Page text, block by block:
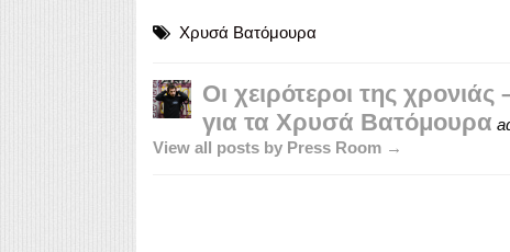
Χρυσά Βατόμουρα
Οι χειρότεροι της
για τα Χρυσά Βατόμουρα
View all posts by Press Room →